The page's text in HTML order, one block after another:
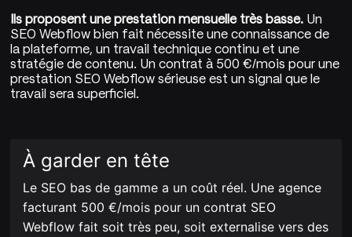
Ils proposent une prestation mensuelle très basse. Un
SEO Webflow bien fait nécessite une connaissance de
la plateforme, un travail technique continu et une
stratégie de contenu. Un contrat à 500 €/mois pour une
prestation SEO Webflow sérieuse est un signal que le
travail sera superficiel.
À garder en tête
Le SEO bas de gamme a un coût réel. Une agence
facturant 500 €/mois pour un contrat SEO
Webflow fait soit très peu, soit externalise vers des